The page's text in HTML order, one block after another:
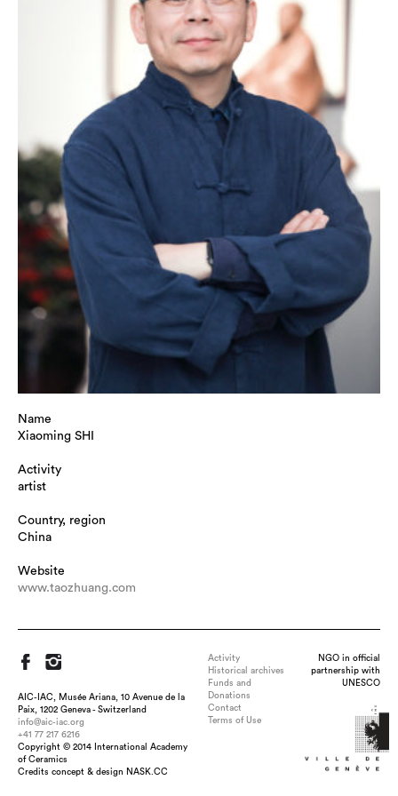
Title : Sir, dimension : 60cm*30cm*10cm, medium : Purple
Name
Xiaoming SHI
Activity
artist
Country, region
China
Website
www.taozhuang.com
AIC-IAC, Musée Ariana, 10 Avenue de la
Paix, 1202 Geneva - Switzerland
info@aic-iac.org
+41 77 217 6216
Copyright © 2014 International Academy
of Ceramics
Credits concept & design NASK.CC
Activity
Historical archives
Funds and
Donations
Contact
Terms of Use
NGO in official
partnership with
UNESCO